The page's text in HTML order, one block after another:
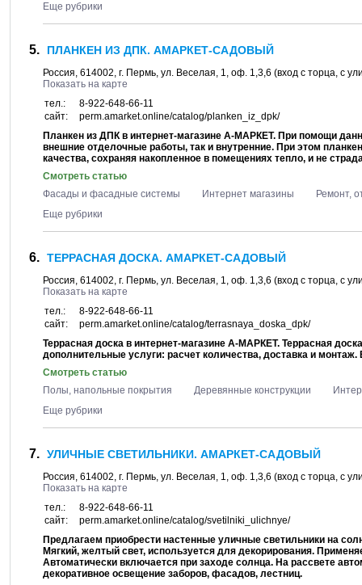
Еще рубрики
ПЛАНКЕН ИЗ ДПК. АМАРКЕТ-САДОВЫЙ
Россия, 614002, г. Пермь, ул. Веселая, 1, оф. 1,3,6 (вход с торца, с
Показать на карте
тел.:
8-922-648-66-11
сайт:
perm.amarket.online/catalog/planken_iz_dpk/
Планкен из ДПК в интернет-магазине А-МАРКЕТ. При помощи
внешние отделочные работы, так и внутренние. При этом
качества, сохраняя накопленное в помещениях тепло, и не
Смотреть статью
Фасады и фасадные системы
Интернет магазины
Ремонт,
Еще рубрики
ТЕРРАСНАЯ ДОСКА. АМАРКЕТ-САДОВЫЙ
Россия, 614002, г. Пермь, ул. Веселая, 1, оф. 1,3,6 (вход с торца, с
Показать на карте
тел.:
8-922-648-66-11
сайт:
perm.amarket.online/catalog/terrasnaya_doska_dpk/
Террасная доска в интернет-магазине А-МАРКЕТ. Террасная
дополнительные услуги: расчет количества, доставка и
Смотреть статью
Полы, напольные покрытия
Деревянные конструкции
Еще рубрики
УЛИЧНЫЕ СВЕТИЛЬНИКИ. АМАРКЕТ-САДОВЫЙ
Россия, 614002, г. Пермь, ул. Веселая, 1, оф. 1,3,6 (вход с торца, с
Показать на карте
тел.:
8-922-648-66-11
сайт:
perm.amarket.online/catalog/svetilniki_ulichnye/
Предлагаем приобрести настенные уличные светильники на
Мягкий, желтый свет, используется для декорирования.
Автоматически включается при заходе солнца. На рассвете
декоративное освещение заборов, фасадов, лестниц.